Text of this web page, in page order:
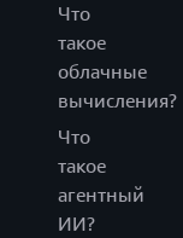
Что
такое
облачные
вычисления?
Что
такое
агентный
ИИ?